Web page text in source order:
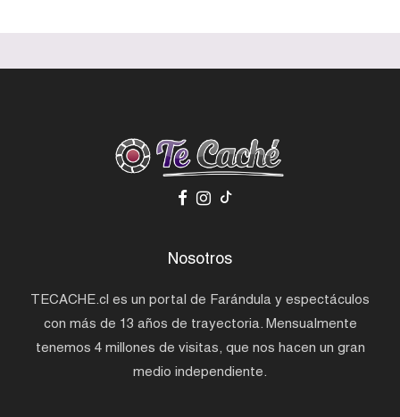
Nosotros
TECACHE.cl es un portal de Farándula y espectáculos
con más de 13 años de trayectoria. Mensualmente
tenemos 4 millones de visitas, que nos hacen un gran
medio independiente.